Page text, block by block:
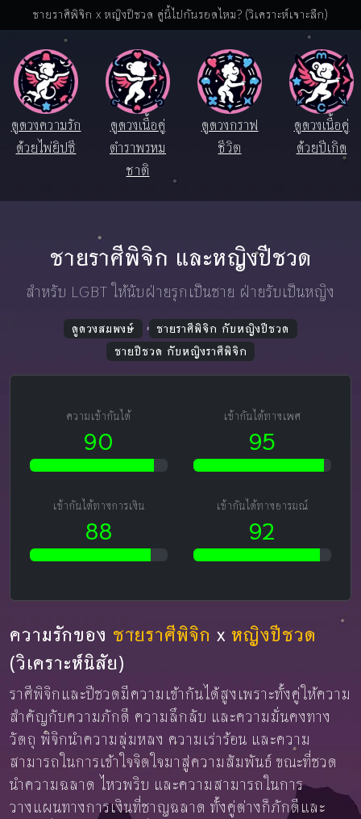
ชายราศีพิจิก x หญิงปีชวด คู่นี้ไปกันรอดไหม? (วิเคราะห์เจาะลึก)
ดูดวงความรัก
ด้วยไพ่ยิปซี
ดูดวงเนื้อคู่
ตำราพรหม
ชาติ
ดูดวงกราฟ
ชีวิต
ดูดวงเนื้อคู่
ด้วยปีเกิด
ชายราศีพิจิก และหญิงปีชวด
สำหรับ LGBT ให้นับฝ่ายรุกเป็นชาย ฝ่ายรับเป็นหญิง
ดูดวงสมพงษ์
ชายราศีพิจิก กับหญิงปีชวด
ชายปีชวด กับหญิงราศีพิจิก
ความเข้ากันได้
90
เข้ากันได้ทางเพศ
95
เข้ากันได้ทางการเงิน
88
เข้ากันได้ทางอารมณ์
92
ความรักของ ชายราศีพิจิก x หญิงปีชวด
(วิเคราะห์นิสัย)
ราศีพิจิกและปีชวดมีความเข้ากันได้สูงเพราะทั้งคู่ให้ความ
สำคัญกับความภักดี ความลึกลับ และความมั่นคงทาง
วัตถุ พิจิกนำความลุ่มหลง ความเร่าร้อน และความ
สามารถในการเข้าใจจิตใจมาสู่ความสัมพันธ์ ขณะที่ชวด
นำความฉลาด ไหวพริบ และความสามารถในการ
วางแผนทางการเงินที่ชาญฉลาด ทั้งคู่ต่างก็ภักดีและ